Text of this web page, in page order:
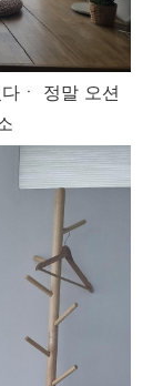
ㆍ 정말 오션